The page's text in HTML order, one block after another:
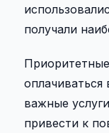
получали
важные
привести к